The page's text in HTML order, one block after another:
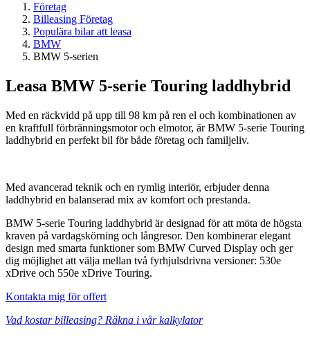
Företag
Billeasing Företag
Populära bilar att leasa
BMW
BMW 5-serien
Leasa BMW 5-serie Touring laddhybrid
Med en räckvidd på upp till 98 km på ren el och kombinationen av
en kraftfull förbränningsmotor och elmotor, är BMW 5-serie Touring
laddhybrid en perfekt bil för både företag och familjeliv.
Med avancerad teknik och en rymlig interiör, erbjuder denna
laddhybrid en balanserad mix av komfort och prestanda.
BMW 5-serie Touring laddhybrid är designad för att möta de högsta
kraven på vardagskörning och långresor. Den kombinerar elegant
design med smarta funktioner som BMW Curved Display och ger
dig möjlighet att välja mellan två fyrhjulsdrivna versioner: 530e
xDrive och 550e xDrive Touring.
Kontakta mig för offert
Vad kostar billeasing? Räkna i vår kalkylator